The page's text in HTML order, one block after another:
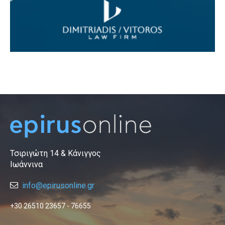
Τσιριγώτη 14 & Κάνιγγος
Ιωάννινα
info@epirusonline.gr
+30 26510 23657 - 76655